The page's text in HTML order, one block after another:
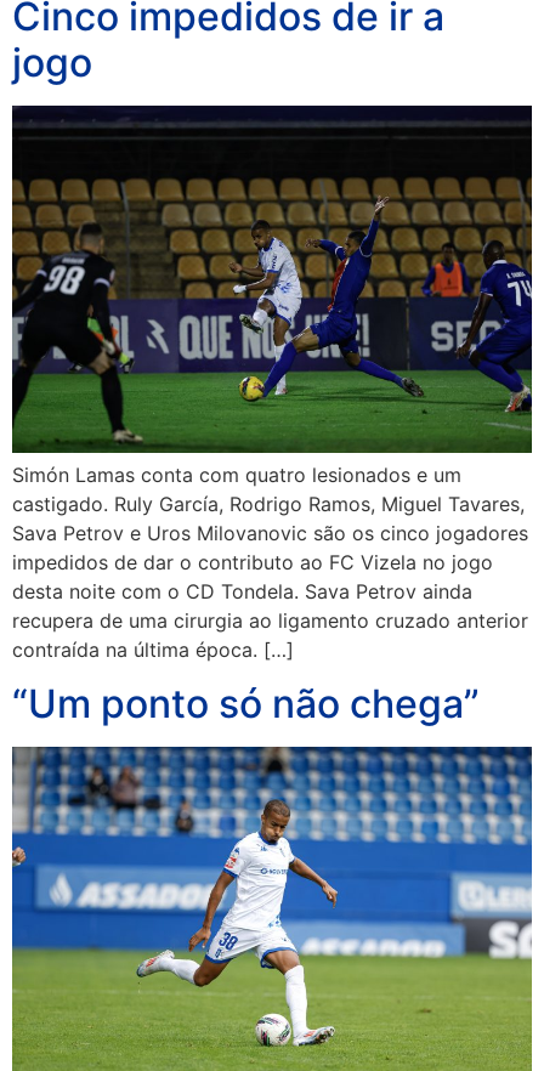
Cinco impedidos de ir a
jogo
Simón Lamas conta com quatro lesionados e um
castigado. Ruly García, Rodrigo Ramos, Miguel Tavares,
Sava Petrov e Uros Milovanovic são os cinco jogadores
impedidos de dar o contributo ao FC Vizela no jogo
desta noite com o CD Tondela. Sava Petrov ainda
recupera de uma cirurgia ao ligamento cruzado anterior
contraída na última época. […]
“Um ponto só não chega”